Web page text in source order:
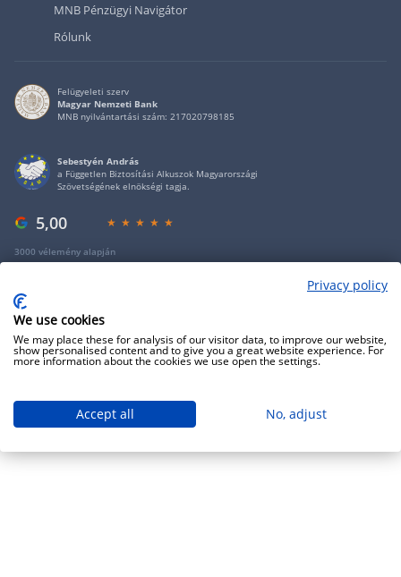
MNB Pénzügyi Navigátor
Rólunk
Felügyeleti szerv
Magyar Nemzeti Bank
MNB nyilvántartási szám: 217020798185
Sebestyén András
a Független Biztosítási Alkuszok Magyarországi
Szövetségének elnökségi tagja.
5,00
3000 vélemény alapján
Privacy policy
We use cookies
We may place these for analysis of our visitor data, to improve our website,
show personalised content and to give you a great website experience. For
more information about the cookies we use open the settings.
Accept all No, adjust